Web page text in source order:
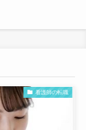
看護師の転職